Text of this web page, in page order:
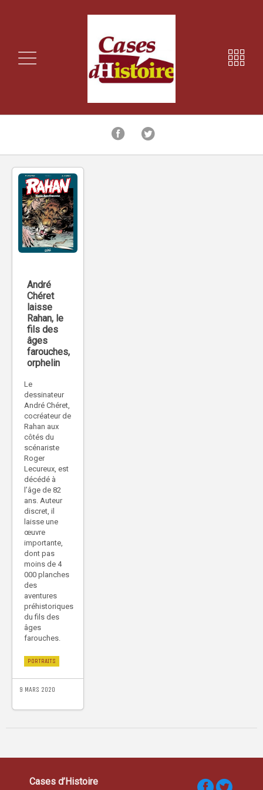
André
Chéret
laisse
Rahan, le
fils des
âges
farouches,
orphelin
Le
dessinateur
André Chéret,
cocréateur de
Rahan aux
côtés du
scénariste
Roger
Lecureux, est
décédé à
l’âge de 82
ans. Auteur
discret, il
laisse une
œuvre
importante,
dont pas
moins de 4
000 planches
des
aventures
préhistoriques
du fils des
âges
farouches.
PORTRAITS
9 MARS 2020
Cases d’Histoire